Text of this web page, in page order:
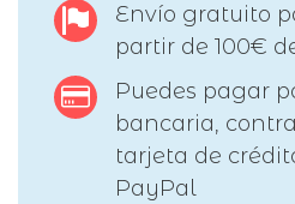
Envío gratuito
partir de 100€
Puedes pagar
bancaria,
tarjeta de
PayPal